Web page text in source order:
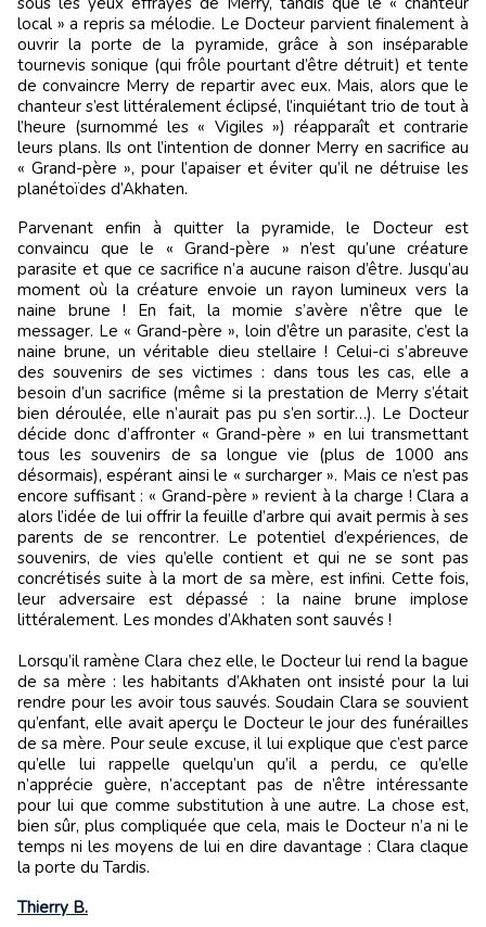
local » a repris sa mélodie. Le Docteur parvient finalement à
ouvrir la porte de la pyramide, grâce à son inséparable
tournevis sonique (qui frôle pourtant d’être détruit) et tente
de convaincre Merry de repartir avec eux. Mais, alors que le
chanteur s’est littéralement éclipsé, l’inquiétant trio de tout à
l’heure (surnommé les « Vigiles ») réapparaît et contrarie
leurs plans. Ils ont l’intention de donner Merry en sacrifice au
« Grand-père », pour l’apaiser et éviter qu’il ne détruise les
planétoïdes d’Akhaten.
Parvenant enfin à quitter la pyramide, le Docteur est
convaincu que le « Grand-père » n’est qu’une créature
parasite et que ce sacrifice n’a aucune raison d’être. Jusqu’au
moment où la créature envoie un rayon lumineux vers la
naine brune ! En fait, la momie s’avère n’être que le
messager. Le « Grand-père », loin d’être un parasite, c’est la
naine brune, un véritable dieu stellaire ! Celui-ci s’abreuve
des souvenirs de ses victimes : dans tous les cas, elle a
besoin d’un sacrifice (même si la prestation de Merry s’était
bien déroulée, elle n’aurait pas pu s’en sortir…). Le Docteur
décide donc d’affronter « Grand-père » en lui transmettant
tous les souvenirs de sa longue vie (plus de 1000 ans
désormais), espérant ainsi le « surcharger ». Mais ce n’est pas
encore suffisant : « Grand-père » revient à la charge ! Clara a
alors l’idée de lui offrir la feuille d’arbre qui avait permis à ses
parents de se rencontrer. Le potentiel d’expériences, de
souvenirs, de vies qu’elle contient et qui ne se sont pas
concrétisés suite à la mort de sa mère, est infini. Cette fois,
leur adversaire est dépassé : la naine brune implose
littéralement. Les mondes d’Akhaten sont sauvés !
Lorsqu’il ramène Clara chez elle, le Docteur lui rend la bague
de sa mère : les habitants d’Akhaten ont insisté pour la lui
rendre pour les avoir tous sauvés. Soudain Clara se souvient
qu’enfant, elle avait aperçu le Docteur le jour des funérailles
de sa mère. Pour seule excuse, il lui explique que c’est parce
qu’elle lui rappelle quelqu’un qu’il a perdu, ce qu’elle
n’apprécie guère, n’acceptant pas de n’être intéressante
pour lui que comme substitution à une autre. La chose est,
bien sûr, plus compliquée que cela, mais le Docteur n’a ni le
temps ni les moyens de lui en dire davantage : Clara claque
la porte du Tardis.
Thierry B.